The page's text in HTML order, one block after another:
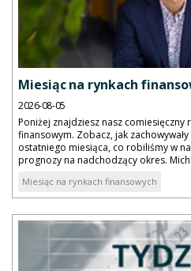
Miesiąc na rynkach
2026-08-05
Poniżej znajdziesz nasz
finansowym. Zobacz, jak
ostatniego miesiąca, co robiliśmy w
prognozy na nadchodzący okres.
Miesiąc na rynkach finansowych